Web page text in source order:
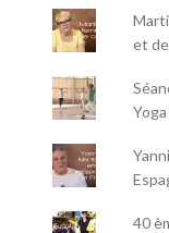
et
40